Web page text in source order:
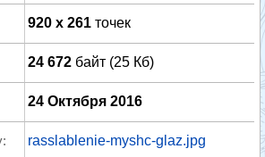
920 x 261 точек
24 672 байт (25 Кб)
24 Октября 2016
rasslablenie-myshc-glaz.jpg